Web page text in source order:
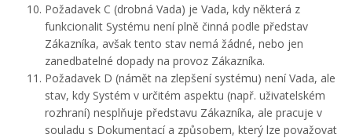
Požadavek C (drobná Vada) je Vada, kdy některá z
funkcionalit Systému není plně činná podle představ
Zákazníka, avšak tento stav nemá žádné, nebo jen
zanedbatelné dopady na provoz Zákazníka.
Požadavek D (námět na zlepšení systému) není Vada, ale
stav, kdy Systém v určitém aspektu (např. uživatelském
rozhraní) nesplňuje představu Zákazníka, ale pracuje v
souladu s Dokumentací a způsobem, který lze považovat